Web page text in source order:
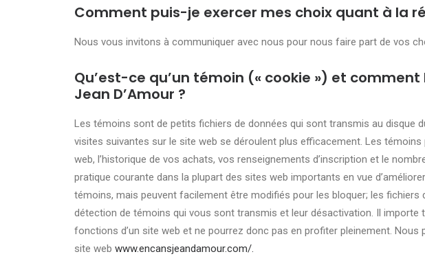
Comment puis-je exercer mes choix quant à la
Nous vous invitons à communiquer avec nous pour nous faire part de vos
Qu’est-ce qu’un témoin (« cookie ») et
Jean D’Amour ?
Les témoins sont de petits fichiers de données qui sont transmis au disque
visites suivantes sur le site web se déroulent plus efficacement. Les
web, l’historique de vos achats, vos renseignements d’inscription et le
pratique courante dans la plupart des sites web importants en vue
témoins, mais peuvent facilement être modifiés pour les bloquer; les
détection de témoins qui vous sont transmis et leur désactivation. Il
fonctions d’un site web et ne pourrez donc pas en profiter pleinement.
site web www.encansjeandamour.com/.